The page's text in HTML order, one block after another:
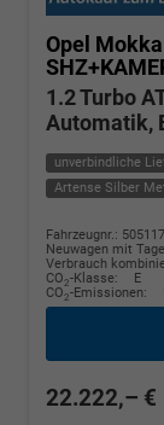
Opel Mokka
1.2 Turbo
Automatik,
unverbindliche
Artense Silber
Fahrzeugnr.: 505117
Neuwagen mit
Verbrauch
CO2-Klasse:
E
CO2-Emissionen:
22.222,– €